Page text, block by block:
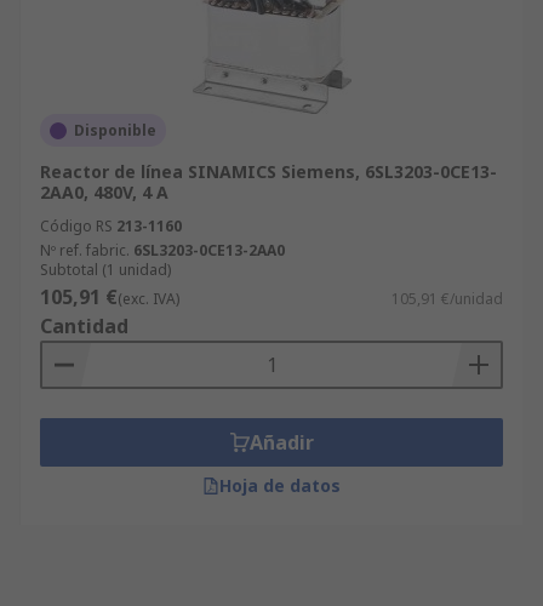
Disponible
Reactor de línea SINAMICS Siemens, 6SL3203-0CE13-
2AA0, 480V, 4 A
Código RS 213-1160
Nº ref. fabric. 6SL3203-0CE13-2AA0
Subtotal (1 unidad)
105,91 €(exc. IVA) 105,91 €/unidad
Cantidad
Añadir
Hoja de datos